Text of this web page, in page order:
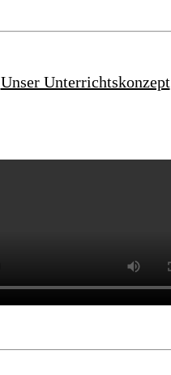
Unser Unterrichtskonzept